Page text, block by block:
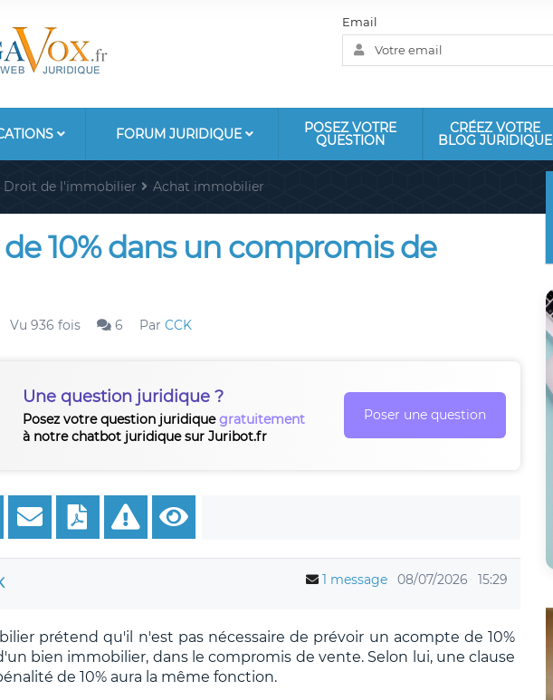
Email
FORUM JURIDIQUE POSEZ VOTRE
QUESTION
CRÉEZ VOTRE
BLOG JURIDIQUE
Droit de l'immobilier Achat immobilier
10% dans un compromis de
Vu 936 fois 6 Par CCK
Une question juridique ?
Posez votre question juridiquegratuitement
à notre chatbot juridique sur Juribot.fr
Poser une question
1 message 08/07/2026 15:29
prétend qu'il n'est pas nécessaire de prévoir un acompte de 10%
bien immobilier, dans le compromis de vente. Selon lui, une clause
de 10% aura la même fonction.